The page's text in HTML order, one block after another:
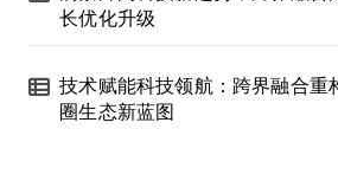
长优化升级
技术赋能科技领航：跨界融合重
圈生态新蓝图